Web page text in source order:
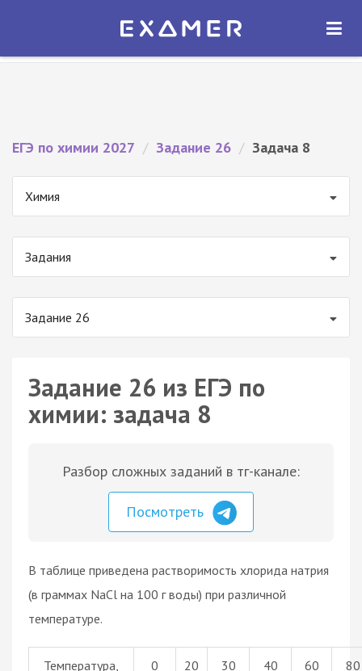
Экзамер — ЕГЭ 2027
ОТКРЫТЬ
ЕГЭ по химии 2027 / Задание 26 / Задача 8
Химия
Задания
Задание 26
Задание 26 из ЕГЭ по
химии: задача 8
Разбор сложных заданий в тг-канале:
Посмотреть
В таблице приведена растворимость хлорида натрия
(в граммах NaCl на 100 г воды) при различной
температуре.
Температура,
0 20 30 40 60 80